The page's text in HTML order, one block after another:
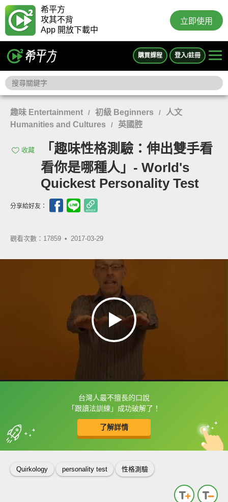
希平方
攻其不背
App 開放下載中
立即使用
購買課程 登入/註冊
趣味 Entertainment / 初級 Beginners /
人文
Humanities and Cultures
/ 英國腔
收藏
「趣味性格測驗：伸出雙手看
看你是哪種人」- World's
Quickest Personality Test
分享給好友：
觀看次數：17859 • 2017-03-29
台灣人最不擅長的口說
「跟讀法訓練」成功破解了！
了解詳情
框選或點兩下字幕可以直接查字典喔！
收錄佳句 中
英
Quirkology personality test 性格測驗